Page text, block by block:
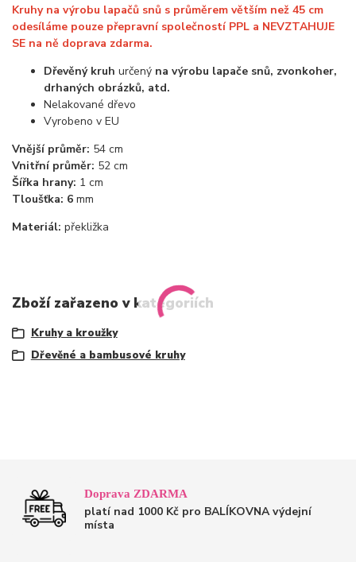
Kruhy na výrobu lapačů snů s průměrem větším než 45 cm
odesíláme pouze přepravní společností PPL a NEVZTAHUJE
SE na ně doprava zdarma.
Dřevěný kruh určený na výrobu lapače snů, zvonkoher,
drhaných obrázků, atd.
Nelakované dřevo
Vyrobeno v EU
Vnější průměr: 54 cm
Vnitřní průměr: 52 cm
Šířka hrany: 1 cm
Tloušťka: 6 mm
Materiál: překližka
Zboží zařazeno v kategoriích
Kruhy a kroužky
Dřevěné a bambusové kruhy
Doprava ZDARMA
platí nad 1000 Kč pro BALÍKOVNA výdejní
místa